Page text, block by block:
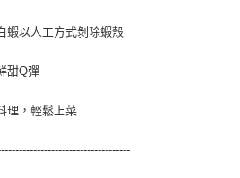
蝦以人工方式剝除蝦殼
甜Q彈
理，輕鬆上菜